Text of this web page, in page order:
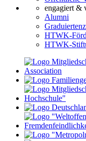
engagiert &
Alumni
HTWK-
HTWK-